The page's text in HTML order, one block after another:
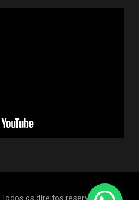
os direitos reservados |